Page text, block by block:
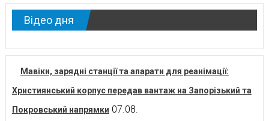
Відео дня
Мавіки, зарядні станції та апарати для реанімації:
Християнський корпус передав вантаж на Запорізький та
Покровський напрямки 07.08.